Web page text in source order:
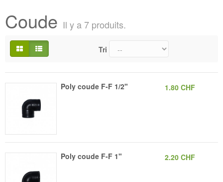
Coude Il y a 7 produits.
Tri
Poly coude F-F 1/2" 1.80 CHF
Poly coude F-F 1" 2.20 CHF